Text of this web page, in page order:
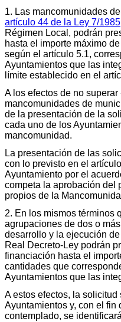
1. Las mancomunidades
artículo 44 de la Ley 7/
Régimen Local, podrán
hasta el importe máximo
según el artículo 5.1,
Ayuntamientos que las
límite establecido en el
A los efectos de no
mancomunidades de
de la presentación de la
cada uno de los
mancomunidad.
La presentación de las
con lo previsto en el
Ayuntamiento por el
competa la aprobación del
propios de la
2. En los mismos términos
agrupaciones de dos o
desarrollo y la ejecución
Real Decreto-Ley podrán
financiación hasta el
cantidades que
Ayuntamientos que las
A estos efectos, la
Ayuntamientos y, con el fin
contemplado, se